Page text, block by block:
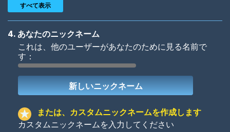
Woof
すべて表示
4. あなたのニックネーム
これは、他のユーザーがあなたのために見る名前で
す：
または、カスタムニックネームを作成します
カスタムニックネームを入力してください